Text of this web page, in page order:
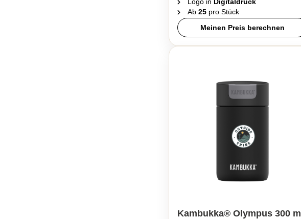
Ab 25 pro Stück
Meinen Preis berechnen
Kambukka® Olympus 300 ml